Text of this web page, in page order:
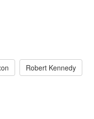
Robert Kennedy